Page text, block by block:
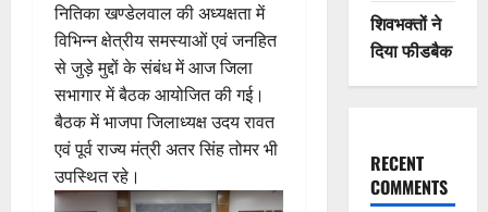
नितिका खण्डेलवाल की अध्यक्षता में
विभिन्न क्षेत्रीय समस्याओं एवं जनहित
से जुड़े मुद्दों के संबंध में आज जिला
सभागार में बैठक आयोजित की गई।
बैठक में भाजपा जिलाध्यक्ष उदय रावत
एवं पूर्व राज्य मंत्री अतर सिंह तोमर भी
उपस्थित रहे।
शिवभक्तों ने
दिया फीडबैक
RECENT
COMMENTS